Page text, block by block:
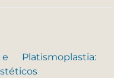
Platismoplastia: